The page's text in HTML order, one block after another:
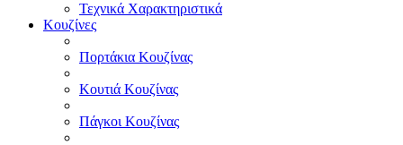
Τεχνικά Χαρακτηριστικά
Κουζίνες
Πορτάκια Κουζίνας
Κουτιά Κουζίνας
Πάγκοι Κουζίνας